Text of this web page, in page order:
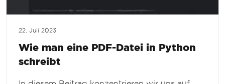
22. Juli 2023
Wie man eine PDF-Datei in Python
schreibt